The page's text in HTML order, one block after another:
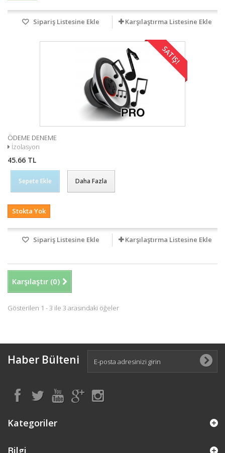
Sipariş Listesine Ekle Karşılaştırma Listesine Ekle
SATIŞ!
ÖDEME DENEME
İzolasyon
45.66 TL
Sepete Ekle Daha Fazla
Stokta Yok
Sipariş Listesine Ekle Karşılaştırma Listesine Ekle
Karşılaştır (0)
Gösterilen 1 - 3 ile 3 arasındaki öğeler
Haber Bülteni
Kategoriler
Bilgi